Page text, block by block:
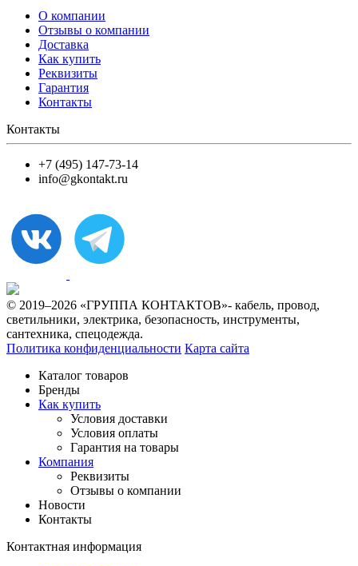
О компании
Отзывы о компании
Доставка
Как купить
Реквизиты
Гарантия
Контакты
Контакты
+7 (495) 147-73-14
info@gkontakt.ru
© 2019–2026 «ГРУППА КОНТАКТОВ»- кабель, провод,
светильники, электрика, безопасность, инструменты,
сантехника, спецодежда.
Политика конфиденциальности Карта сайта
Каталог товаров
Бренды
Как купить
Условия доставки
Условия оплаты
Гарантия на товары
Компания
Реквизиты
Отзывы о компании
Новости
Контакты
Контактная информация